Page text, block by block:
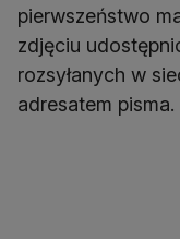
pierwszeństwo
zdjęciu
rozsyłanych w
adresatem pisma.